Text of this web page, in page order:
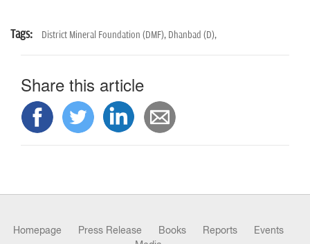
Tags: District Mineral Foundation (DMF), Dhanbad (D),
Share this article
Homepage Press Release Books Reports
Events